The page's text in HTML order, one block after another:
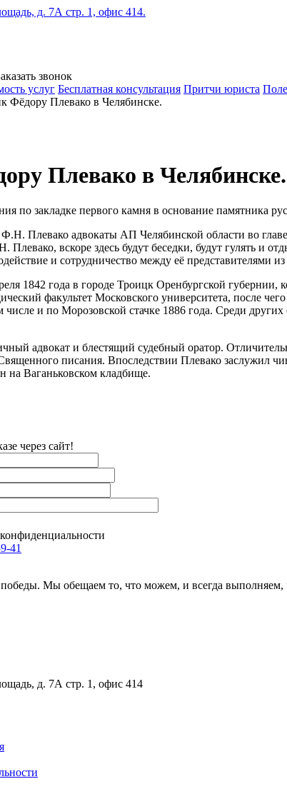
д. 7А стр. 1, офис 414.
звонок
услуг Бесплатная консультация Притчи юриста
Фёдору Плевако в Челябинске.
Плевако в Челябинске.
по закладке первого камня в основание памятника
Плевако адвокаты АП Челябинской области во
вскоре здесь будут беседки, будут гулять и
и сотрудничество между её представителями
1842 года в городе Троицк Оренбургской
факультет Московского университета, после
и по Морозовской стачке 1886 года. Среди
адвокат и блестящий судебный оратор.
писания. Впоследствии Плевако заслужил
на Ваганьковском кладбище.
через сайт!
41
победы. Мы обещаем то, что можем, и всегда выполняем,
д. 7А стр. 1, офис 414